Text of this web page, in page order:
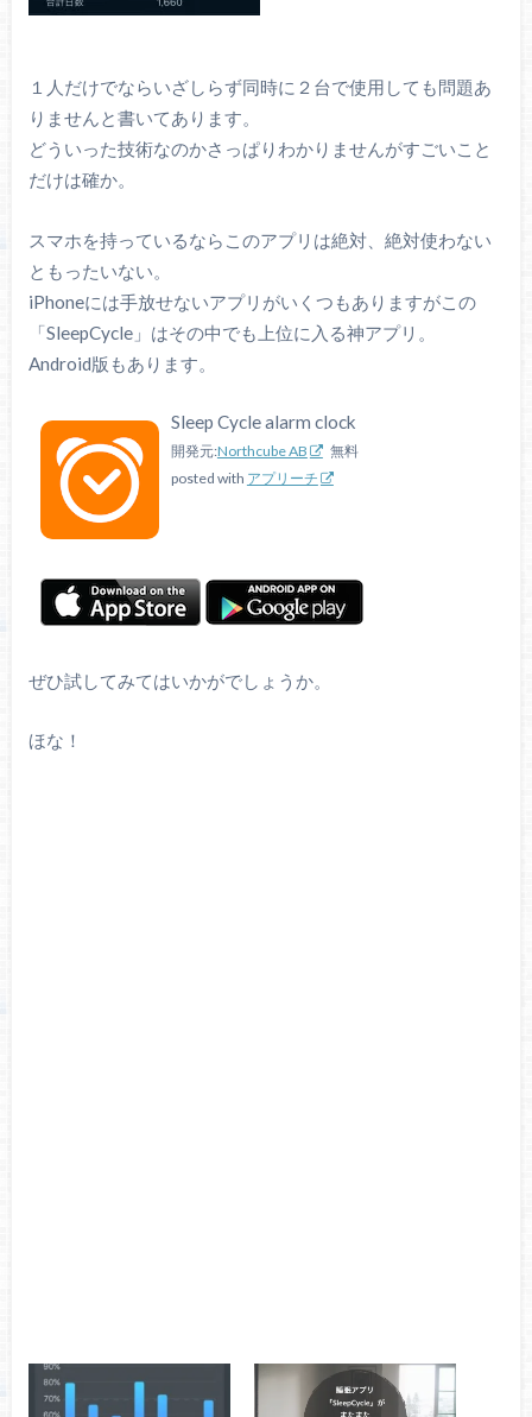
１人だけでならいざしらず同時に２台で使用しても問題あ
りませんと書いてあります。
どういった技術なのかさっぱりわかりませんがすごいこと
だけは確か。
スマホを持っているならこのアプリは絶対、絶対使わない
ともったいない。
iPhoneには手放せないアプリがいくつもありますがこの
「SleepCycle」はその中でも上位に入る神アプリ。
Android版もあります。
Sleep Cycle alarm clock
開発元:Northcube AB
無料
posted with アプリーチ
ぜひ試してみてはいかがでしょうか。
ほな！